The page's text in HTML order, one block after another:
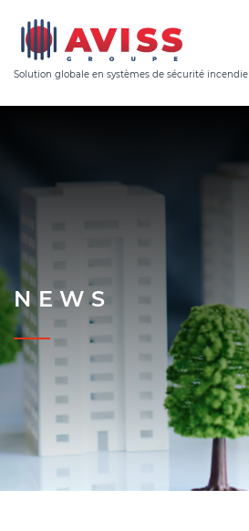
Solution globale en systèmes de sécurité incendie
NEWS